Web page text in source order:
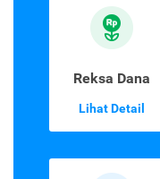
Reksa Dana
Lihat Detail